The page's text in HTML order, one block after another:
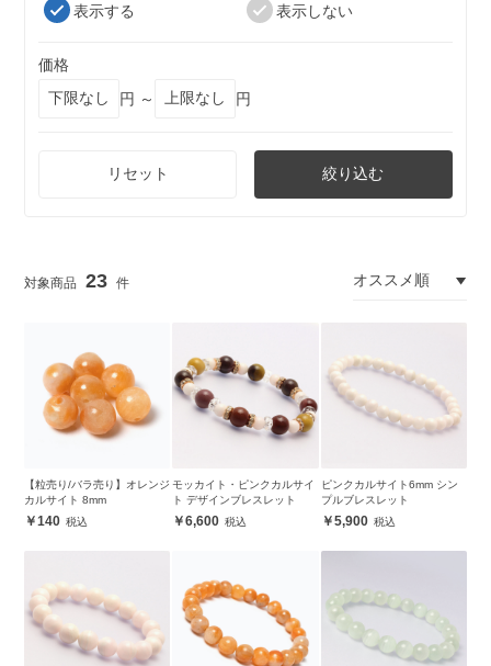
表示する
表示しない
価格
円 ～
円
リセット 絞り込む
23
【粒売り/バラ売り】オレンジ
カルサイト 8mm
140
モッカイト・ピンクカルサイ
ト デザインブレスレット
6,600
ピンクカルサイト6mm シン
プルブレスレット
5,900